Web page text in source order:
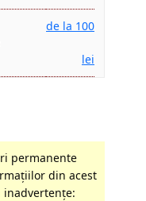
de la 100
lei
permanente
din acest
inadvertenţe: